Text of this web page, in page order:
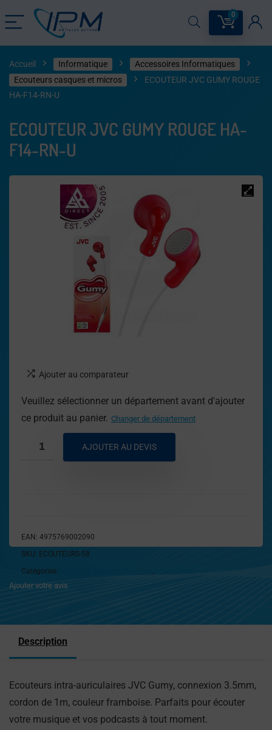
0
Accueil Informatique
Accessoires Informatiques
Ecouteurs casques et micros
ECOUTEUR JVC GUMY ROUGE
HA-F14-RN-U
ECOUTEUR JVC GUMY ROUGE HA-
F14-RN-U
Ajouter au comparateur
Veuillez sélectionner un département avant d'ajouter
ce produit au panier. Changer de département
AJOUTER AU DEVIS
EAN: 4975769002090
SKU: ECOUTEURS-58
Catégories:
,
Ajouter votre avis
Description
Ecouteurs intra-auriculaires JVC Gumy, connexion 3.5mm,
cordon de 1m, couleur framboise. Parfaits pour écouter
votre musique et vos podcasts à tout moment.